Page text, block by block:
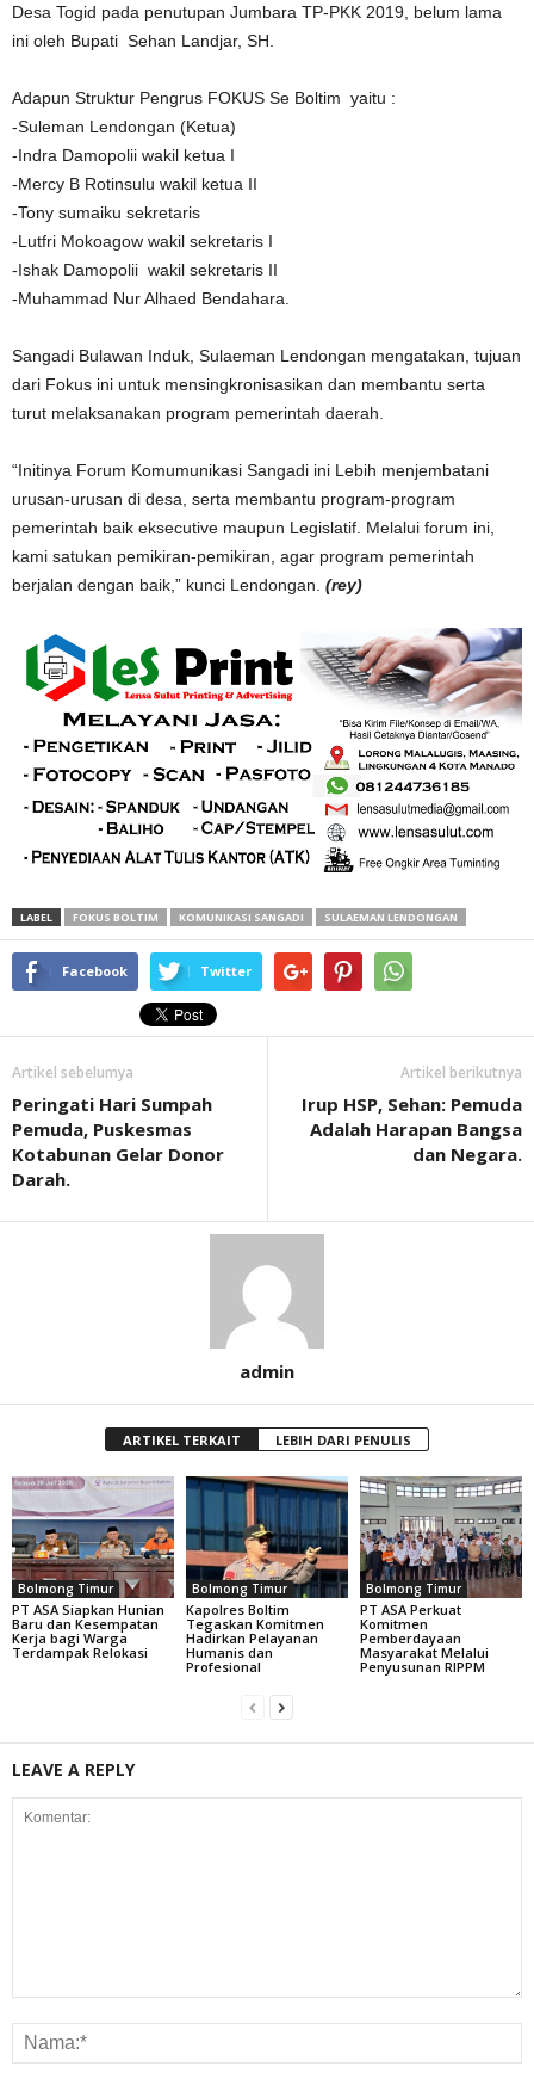
Desa Togid pada penutupan Jumbara TP-PKK 2019, belum lama
ini oleh Bupati Sehan Landjar, SH.
Adapun Struktur Pengrus FOKUS Se Boltim yaitu :
-Suleman Lendongan (Ketua)
-Indra Damopolii wakil ketua I
-Mercy B Rotinsulu wakil ketua II
-Tony sumaiku sekretaris
-Lutfri Mokoagow wakil sekretaris I
-Ishak Damopolii wakil sekretaris II
-Muhammad Nur Alhaed Bendahara.
Sangadi Bulawan Induk, Sulaeman Lendongan mengatakan, tujuan
dari Fokus ini untuk mensingkronisasikan dan membantu serta
turut melaksanakan program pemerintah daerah.
“Initinya Forum Komumunikasi Sangadi ini Lebih menjembatani
urusan-urusan di desa, serta membantu program-program
pemerintah baik eksecutive maupun Legislatif. Melalui forum ini,
kami satukan pemikiran-pemikiran, agar program pemerintah
berjalan dengan baik,” kunci Lendongan. (rey)
LABEL FOKUS BOLTIM KOMUNIKASI SANGADI SULAEMAN LENDONGAN
Facebook Twitter
Artikel sebelumya
Peringati Hari Sumpah
Pemuda, Puskesmas
Kotabunan Gelar Donor
Darah.
Artikel berikutnya
Irup HSP, Sehan: Pemuda
Adalah Harapan Bangsa
dan Negara.
admin
ARTIKEL TERKAIT LEBIH DARI PENULIS
Bolmong Timur
PT ASA Siapkan Hunian
Baru dan Kesempatan
Kerja bagi Warga
Terdampak Relokasi
Bolmong Timur
Kapolres Boltim
Tegaskan Komitmen
Hadirkan Pelayanan
Humanis dan
Profesional
Bolmong Timur
PT ASA Perkuat
Komitmen
Pemberdayaan
Masyarakat Melalui
Penyusunan RIPPM
LEAVE A REPLY